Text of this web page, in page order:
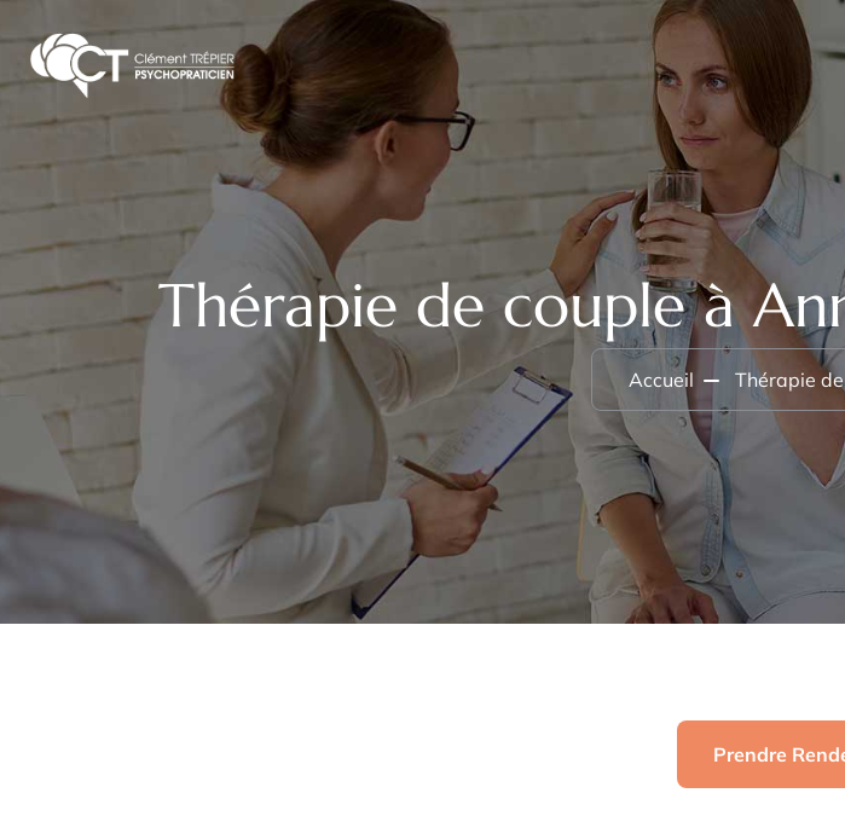
Thérapie de couple à
Accueil Thérapie
Prendre